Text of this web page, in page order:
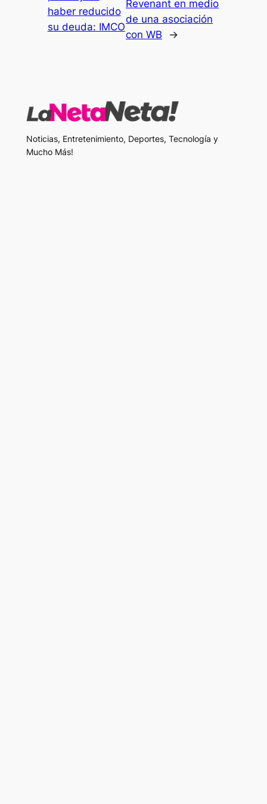
haber reducido
su deuda: IMCO
Revenant en medio
de una asociación
con WB
→
Noticias, Entretenimiento, Deportes, Tecnología y
Mucho Más!